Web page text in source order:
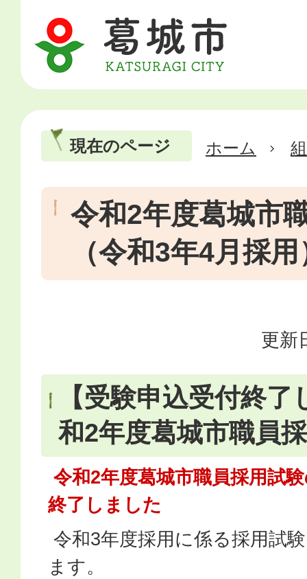
現在のページ ホーム
令和2年度葛城市
（令和3年4月採用
更新
【受験申込受付終
和2年度葛城市職員
令和2年度葛城市職員採用試
終了しました
令和3年度採用に係る採用試
ます。